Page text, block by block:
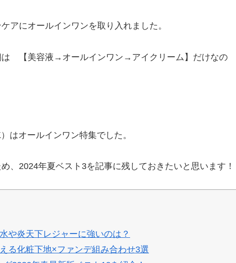
アにオールインワンを取り入れました。
は 【美容液→オールインワン→アイクリーム】だけなの
はオールインワン特集でした。
、2024年夏ベスト3を記事に残しておきたいと思います！
や炎天下レジャーに強いのは？
る化粧下地×ファンデ組み合わせ3選